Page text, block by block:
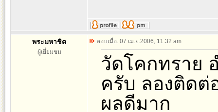
พระมหาชิต
ผู้เยี่ยมชม
ตอบเมื่อ: 07 เม.ย.2006, 11:32 am
วัดโคกทราย
ครับ ลองติดต่
ผลดีมาก